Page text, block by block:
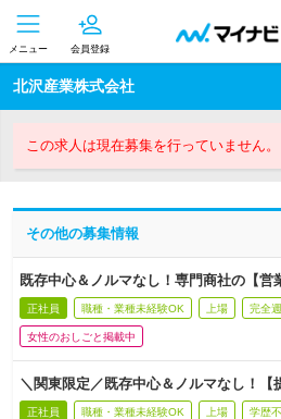
メニュー 会員登録
北沢産業株式会社
この求人は現在募集を行っていません。
その他の募集情報
既存中心＆ノルマなし！専門商社の【営
正社員 職種・業種未経験OK 上場 完全
女性のおしごと掲載中
＼関東限定／既存中心＆ノルマなし！【
正社員 職種・業種未経験OK 上場 学歴